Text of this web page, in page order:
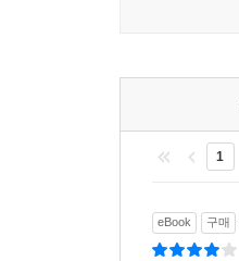
1
eBook 구매